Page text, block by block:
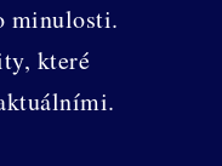
minulosti.
které